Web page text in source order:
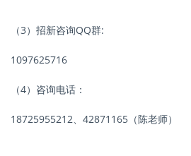
（3）招新咨询QQ群:
1097625716
（4）咨询电话：
18725955212、42871165（陈老师）